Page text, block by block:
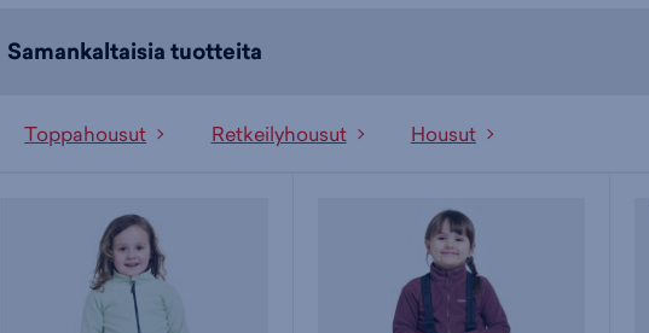
Samankaltaisia tuotteita
Toppahousut Retkeilyhousut Housut